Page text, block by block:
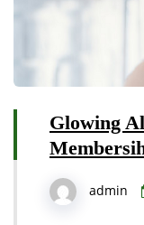
Glowing
admin